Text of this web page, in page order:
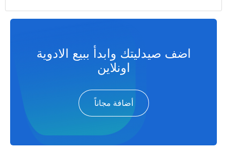
اضف صيدليتك وابدأ ببيع الادوية
اونلاين
أضافة مجاناً